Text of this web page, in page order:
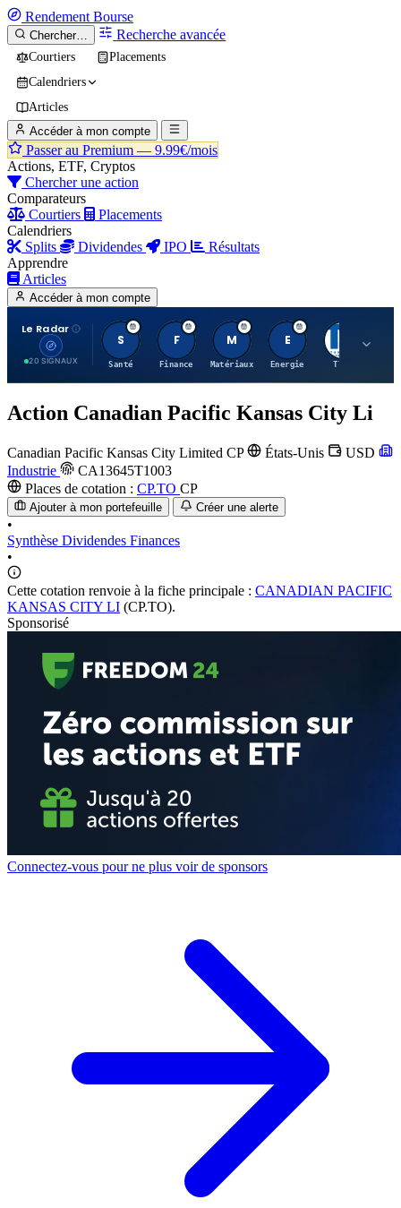
Rendement Bourse
Chercher… Recherche avancée
Courtiers
Placements
Calendriers
Articles
Accéder à mon compte
Passer au Premium — 9.99€/mois
Actions, ETF, Cryptos
Chercher une action
Comparateurs
Courtiers
Placements
Calendriers
Splits
Dividendes IPO
Résultats
Apprendre
Articles
Accéder à mon compte
Le Radar
20 SIGNAUX
S
Santé
F
Finance
M
Matériaux
E
Energie TTWO
Action Canadian Pacific Kansas City Li
Canadian Pacific Kansas City Limited CP États-Unis
USD
Industrie
CA13645T1003
Places de cotation : CP.TO CP
Ajouter à mon portefeuille Créer une alerte
•
Synthèse Dividendes Finances
•
Cette cotation renvoie à la fiche principale : CANADIAN PACIFIC
KANSAS CITY LI (CP.TO).
Sponsorisé
Connectez-vous pour ne plus voir de sponsors